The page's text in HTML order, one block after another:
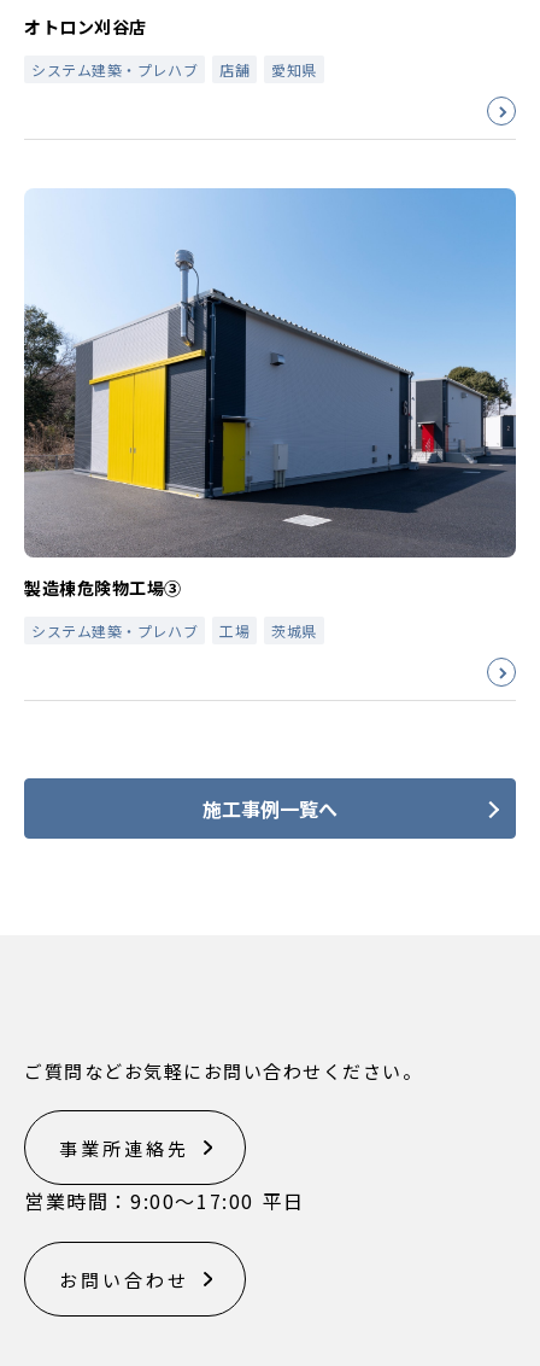
オトロン刈谷店
システム建築・プレハブ 店舗 愛知県
製造棟危険物工場③
システム建築・プレハブ 工場 茨城県
施工事例一覧へ
ご質問などお気軽にお問い合わせください。
事業所連絡先
営業時間：9:00〜17:00 平日
お問い合わせ